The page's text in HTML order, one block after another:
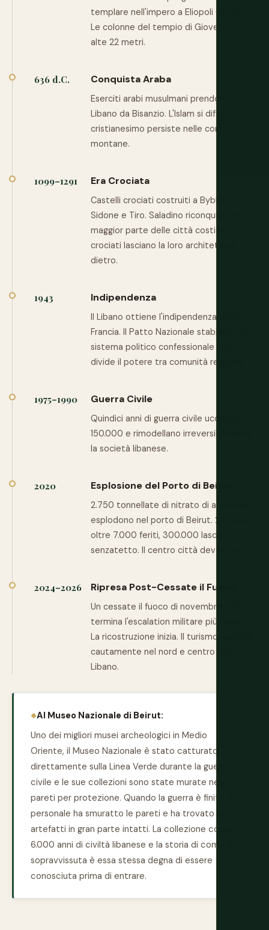
templare nell'impero a Eliopoli (Baalbek).
Le colonne del tempio di Giove sono
alte 22 metri.
636 d.C. Conquista Araba
Eserciti arabi musulmani prendono il
Libano da Bisanzio. L'Islam si diffonde; il
cristianesimo persiste nelle comunità
montane.
1099–1291 Era Crociata
Castelli crociati costruiti a Byblos,
Sidone e Tiro. Saladino riconquista la
maggior parte delle città costiere. I
crociati lasciano la loro architettura
dietro.
1943 Indipendenza
Il Libano ottiene l'indipendenza dalla
Francia. Il Patto Nazionale stabilisce un
sistema politico confessionale che
divide il potere tra comunità religiose.
1975–1990 Guerra Civile
Quindici anni di guerra civile uccidono
150.000 e rimodellano irreversibilmente
la società libanese.
2020 Esplosione del Porto di Beirut
2.750 tonnellate di nitrato di ammonio
esplodono nel porto di Beirut. 218 uccisi,
oltre 7.000 feriti, 300.000 lasciati
senzatetto. Il centro città devastato.
2024–2026 Ripresa Post-Cessate il Fuoco
Un cessate il fuoco di novembre 2024
termina l'escalation militare più recente.
La ricostruzione inizia. Il turismo riprende
cautamente nel nord e centro del
Libano.
Al Museo Nazionale di Beirut:
Uno dei migliori musei archeologici in Medio
Oriente, il Museo Nazionale è stato catturato
direttamente sulla Linea Verde durante la guerra
civile e le sue collezioni sono state murate nelle
pareti per protezione. Quando la guerra è finita, il
personale ha smuratto le pareti e ha trovato gli
artefatti in gran parte intatti. La collezione copre
6.000 anni di civiltà libanese e la storia di come è
sopravvissuta è essa stessa degna di essere
conosciuta prima di entrare.